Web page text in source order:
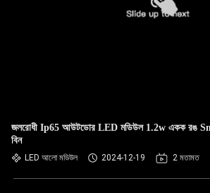
জলরোধী Ip65 আউটডোর LED মডিউল 1.2w একক রঙ
বিন
LED আলো মডিউল 2024-12-19 2 মতামত